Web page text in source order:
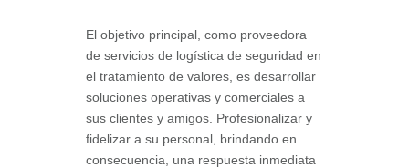
El objetivo principal, como proveedora
de servicios de logística de seguridad en
el tratamiento de valores, es desarrollar
soluciones operativas y comerciales a
sus clientes y amigos. Profesionalizar y
fidelizar a su personal, brindando en
consecuencia, una respuesta inmediata